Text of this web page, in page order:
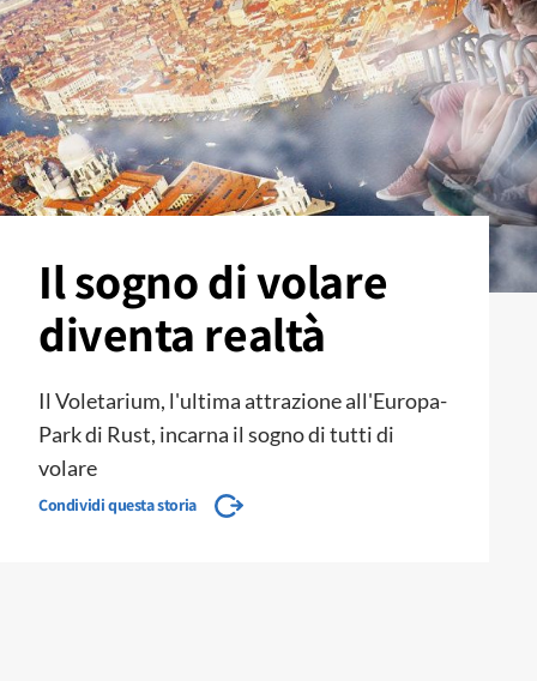
Il sogno di volare
diventa realtà
Il Voletarium, l'ultima attrazione all'Europa-
Park di Rust, incarna il sogno di tutti di
volare
Condividi questa storia